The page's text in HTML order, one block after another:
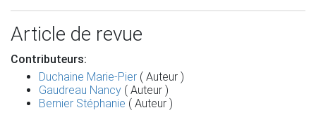
Article de revue
Contributeurs:
Duchaine Marie-Pier ( Auteur )
Gaudreau Nancy ( Auteur )
Bernier Stéphanie ( Auteur )